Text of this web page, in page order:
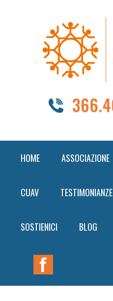
navigation
HOME ASSOCIAZIONE
CUAV TESTIMONIANZE
SOSTIENICI BLOG
Nav
Widget